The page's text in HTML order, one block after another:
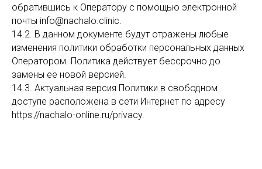
обратившись к Оператору с помощью электронной
почты info@nachalo.clinic.
14.2. В данном документе будут отражены любые
изменения политики обработки персональных данных
Оператором. Политика действует бессрочно до
замены ее новой версией.
14.3. Актуальная версия Политики в свободном
доступе расположена в сети Интернет по адресу
https://nachalo-online.ru/privacy.